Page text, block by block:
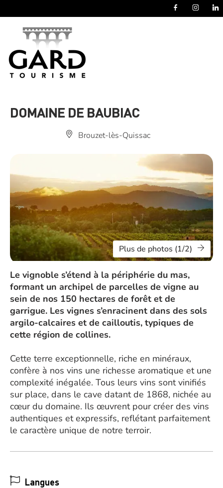
DOMAINE DE BAUBIAC
Brouzet-lès-Quissac
Plus de photos (1/2)
Le vignoble s’étend à la périphérie du mas,
formant un archipel de parcelles de vigne au
sein de nos 150 hectares de forêt et de
garrigue. Les vignes s’enracinent dans des sols
argilo-calcaires et de cailloutis, typiques de
cette région de collines.
Cette terre exceptionnelle, riche en minéraux,
confère à nos vins une richesse aromatique et une
complexité inégalée. Tous leurs vins sont vinifiés
sur place, dans le cave datant de 1868, nichée au
cœur du domaine. Ils œuvrent pour créer des vins
authentiques et expressifs, reflétant parfaitement
le caractère unique de notre terroir.
Langues